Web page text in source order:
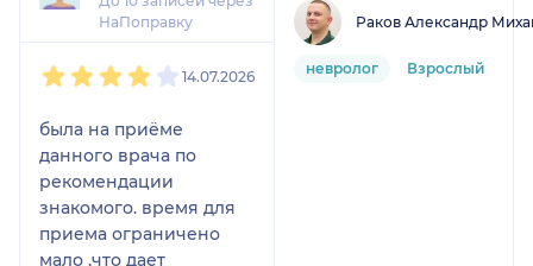
НаПоправку
14.07.2026
была на приёме
данного врача по
рекомендации
знакомого. время для
приема ограничено
мало ,что дает
Раков Александр
невролог Взрослый